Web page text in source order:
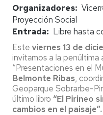
Organizadores
Proyección Social
Entrada
Libre hasta
Este viernes 13 de
invitamos a la penúltima
“Presentaciones en el
Belmonte Ribas,
Geoparque Sobrarbe-
último libro “El Pirineo
cambios en el paisaje”.